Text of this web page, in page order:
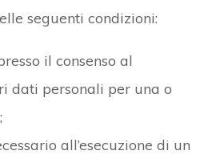
seguenti condizioni:
il consenso al
dati personali per una o
all’esecuzione di un